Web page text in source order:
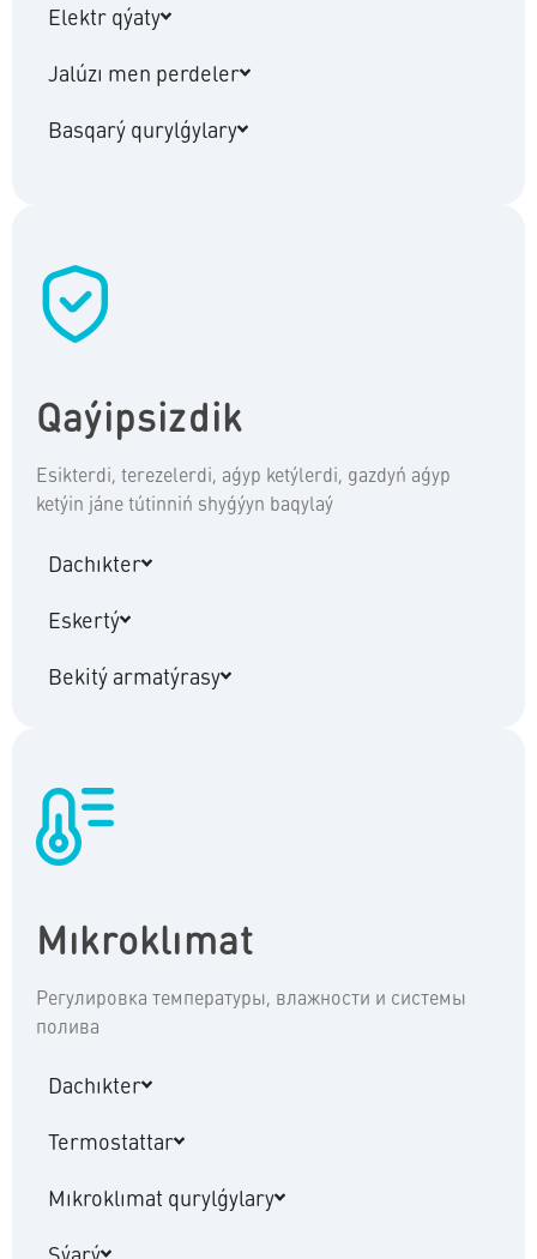
Elektr qýaty
Jalúzı men perdeler
Basqarý qurylǵylary
Qaýipsizdik
Esikterdi, terezelerdi, aǵyp ketýlerdi, gazdyń aǵyp
ketýin jáne tútinniń shyǵýyn baqylaý
Dachıkter
Eskertý
Bekitý armatýrasy
Mıkroklımat
Регулировка температуры, влажности и системы
полива
Dachıkter
Termostattar
Mıkroklımat qurylǵylary